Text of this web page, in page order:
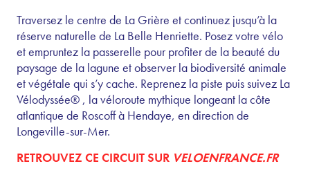
Traversez le centre de La Grière et continuez jusqu’à la
réserve naturelle de La Belle Henriette. Posez votre vélo
et empruntez la passerelle pour profiter de la beauté du
paysage de la lagune et observer la biodiversité animale
et végétale qui s’y cache. Reprenez la piste puis suivez La
Vélodyssée® , la véloroute mythique longeant la côte
atlantique de Roscoff à Hendaye, en direction de
Longeville-sur-Mer.
RETROUVEZ CE CIRCUIT SUR VELOENFRANCE.FR